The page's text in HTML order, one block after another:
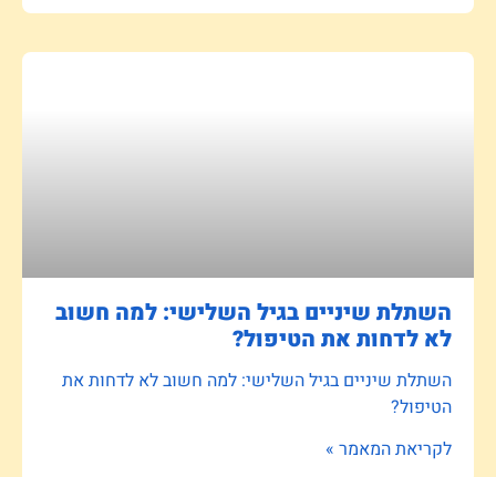
השתלת שיניים בגיל השלישי: למה חשוב
לא לדחות את הטיפול?
השתלת שיניים בגיל השלישי: למה חשוב לא לדחות את
הטיפול?
לקריאת המאמר »